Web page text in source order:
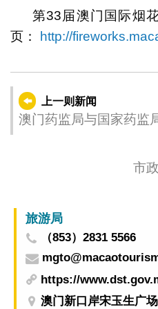
第33届澳门国际烟
页：
http://
上一则新闻
澳门药监局与国家药监
市
旅游局
（853）2831 5566
https://
澳门新口岸宋玉生广